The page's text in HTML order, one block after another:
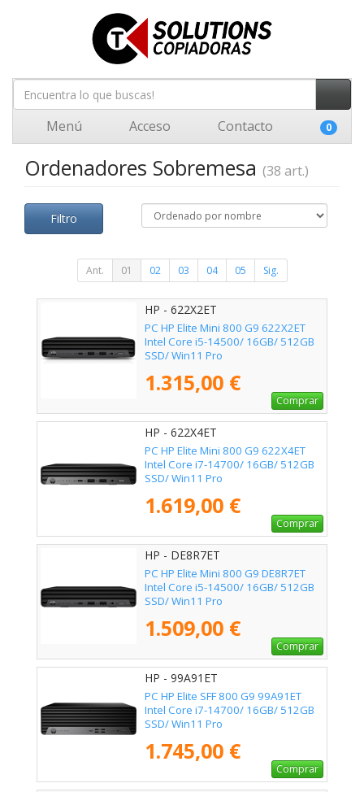
Menú Acceso Contacto 0
Ordenadores Sobremesa (38 art.)
Filtro
Ant. 01 02 03 04 05 Sig.
HP - 622X2ET
PC HP Elite Mini 800 G9 622X2ET
Intel Core i5-14500/ 16GB/ 512GB
SSD/ Win11 Pro
1.315,00 €
Comprar
HP - 622X4ET
PC HP Elite Mini 800 G9 622X4ET
Intel Core i7-14700/ 16GB/ 512GB
SSD/ Win11 Pro
1.619,00 €
Comprar
HP - DE8R7ET
PC HP Elite Mini 800 G9 DE8R7ET
Intel Core i5-14500/ 16GB/ 512GB
SSD/ Win11 Pro
1.509,00 €
Comprar
HP - 99A91ET
PC HP Elite SFF 800 G9 99A91ET
Intel Core i7-14700/ 16GB/ 512GB
SSD/ Win11 Pro
1.745,00 €
Comprar